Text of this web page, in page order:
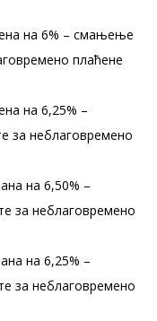
на 6% – смањење
плаћене
на 6,25% –
за неблаговремено
на 6,50% –
за неблаговремено
на 6,25% –
за неблаговремено